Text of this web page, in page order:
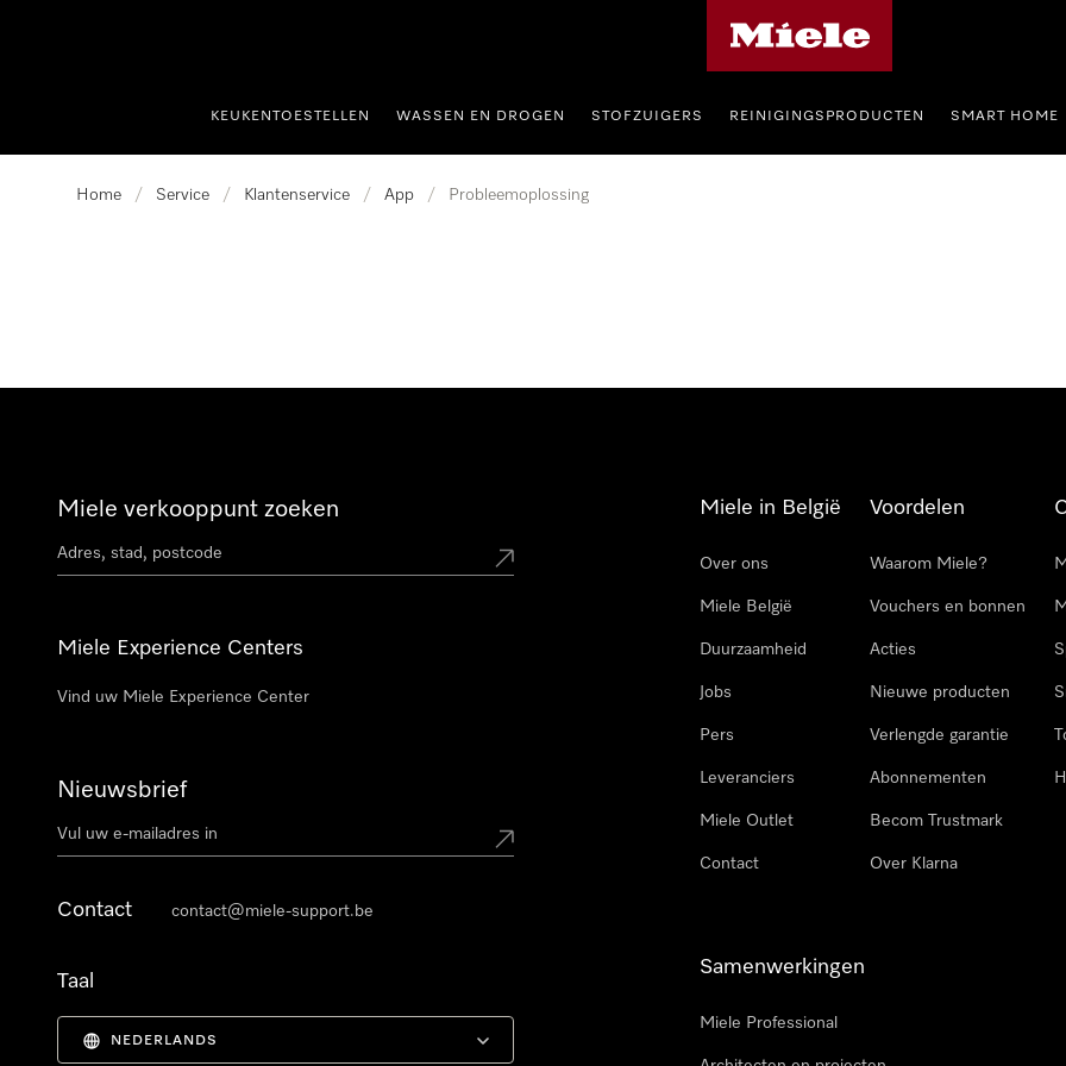
KEUKENTOESTELLEN WASSEN EN DROGEN STOFZUIGERS REINIGINGSPRODUCTEN SMART HOME
Home / Service / Klantenservice / App / Probleemoplossing
Miele verkooppunt zoeken
Miele Experience Centers
Vind uw Miele Experience Center
Nieuwsbrief
Contact contact@miele-support.be
Taal
NEDERLANDS
Miele in België
Over ons
Miele België
Duurzaamheid
Jobs
Pers
Leveranciers
Miele Outlet
Contact
Voordelen
Waarom Miele?
Vouchers en bonnen
Acties
Nieuwe producten
Verlengde garantie
Abonnementen
Becom Trustmark
Over Klarna
Samenwerkingen
Miele Professional